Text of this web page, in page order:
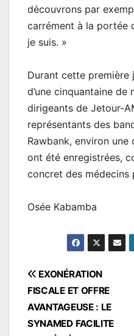
découvrons par
carrément à la portée
je suis. »
Durant cette première
d’une cinquantaine de
dirigeants de Jetour-
représentants des
Rawbank, environ
ont été enregistrées,
concret des médecins
Osée Kabamba
Navigation
de
l’article
EXONÉRATION
FISCALE ET OFFRE
AVANTAGEUSE : LE
SYNAMED FACILITE